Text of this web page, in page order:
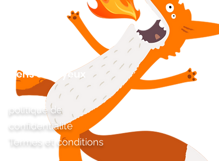
Liens ennuyeux
politique de
confidentialité
Termes et conditions